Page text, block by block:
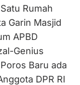
Rumah
Garin Masjid
APBD
Genius
Baru ada
DPR RI